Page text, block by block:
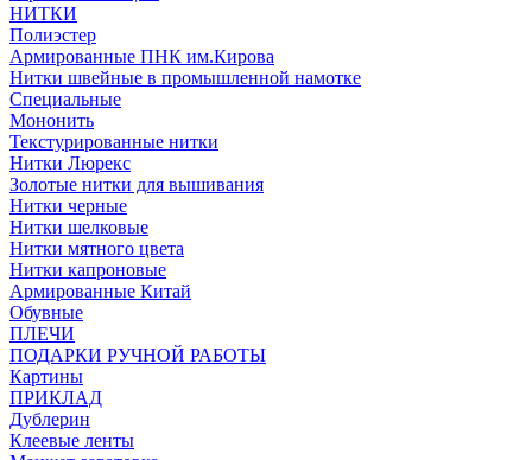
НИТКИ
Полиэстер
Армированные ПНК им.Кирова
Нитки швейные в промышленной намотке
Специальные
Мононить
Текстурированные нитки
Нитки Люрекс
Золотые нитки для вышивания
Нитки черные
Нитки шелковые
Нитки мятного цвета
Нитки капроновые
Армированные Китай
Обувные
ПЛЕЧИ
ПОДАРКИ РУЧНОЙ РАБОТЫ
Картины
ПРИКЛАД
Дублерин
Клеевые ленты